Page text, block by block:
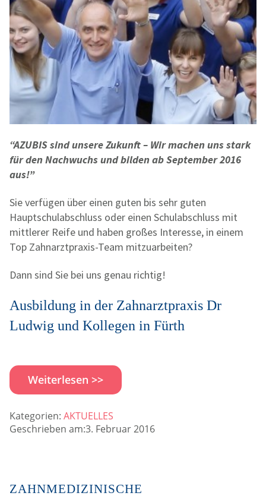
“AZUBIS sind unsere Zukunft – Wir machen uns stark
für den Nachwuchs und bilden ab September 2016
aus!”
Sie verfügen über einen guten bis sehr guten
Hauptschulabschluss oder einen Schulabschluss mit
mittlerer Reife und haben großes Interesse, in einem
Top Zahnarztpraxis-Team mitzuarbeiten?
Dann sind Sie bei uns genau richtig!
Ausbildung in der Zahnarztpraxis Dr
Ludwig und Kollegen in Fürth
Weiterlesen >>
Kategorien: AKTUELLES
Geschrieben am:3. Februar 2016
ZAHNMEDIZINISCHE